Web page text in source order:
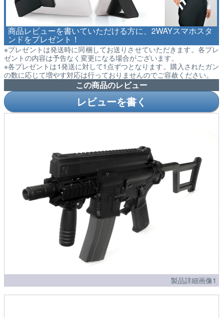
商品レビューを書いていただける方に、2WAYスマホスタ
ンドをプレゼント！
※プレゼントは発送時に同梱してお送りさせていただきます。各プレ
ゼントの内容は予告なく変更になる場合がございます。
※各プレゼントは1発送に対して1点ずつとなります。購入されたガン
の数に応じて増やす対応は行っておりませんのでご容赦ください。
この商品のレビュー
レビューを書く
製品詳細画像1